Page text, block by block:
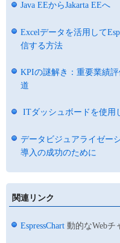
Java EEからJakarta EEへ
Excelデータを活用して
信する方法
KPIの謎解き：重要業績
道
ITダッシュボードを使用
データビジュアライゼー
導入の成功のために
関連リンク
EspressChart 動的なWebチ